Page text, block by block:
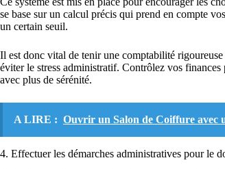
se base sur un calcul précis qui prend en compte
un certain seuil.
Il est donc vital de tenir une comptabilité
éviter le stress administratif. Contrôlez vos
avec plus de sérénité.
A LIRE : Ouvrir un Salon de Coiffure avec
4. Effectuer les démarches administratives pour le